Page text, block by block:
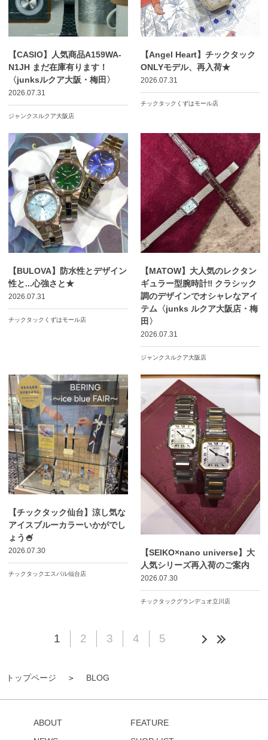
トップページ BLOG
【CASIO】人気商品A159WA-
N1JH まだ在庫有ります！
〈junksルクア大阪・梅田〉
2026.07.31
ジャンクスルクア大阪店
【Angel Heart】チックタック
ONLYモデル、再入荷★
2026.07.31
チックタックくずはモール店
【BULOVA】防水性とデザイン
性と...心強さと★
2026.07.31
チックタックくずはモール店
【MATOW】大人気のレクタン
ギュラー型腕時計‼️ クラシック
調のデザインでオシャレなアイ
テム〈junks ルクア大阪店・梅
田〉
2026.07.31
ジャンクスルクア大阪店
【チックタック仙台】涼し気な
アイスブルーカラーいかがでし
ょう🍧
2026.07.30
チックタックエスパル仙台店
【SEIKO×nano universe】大
人気シリーズ再入荷のご案内
2026.07.30
チックタックグランデュオ立川店
1 2 3 4 5
ABOUT
FEATURE